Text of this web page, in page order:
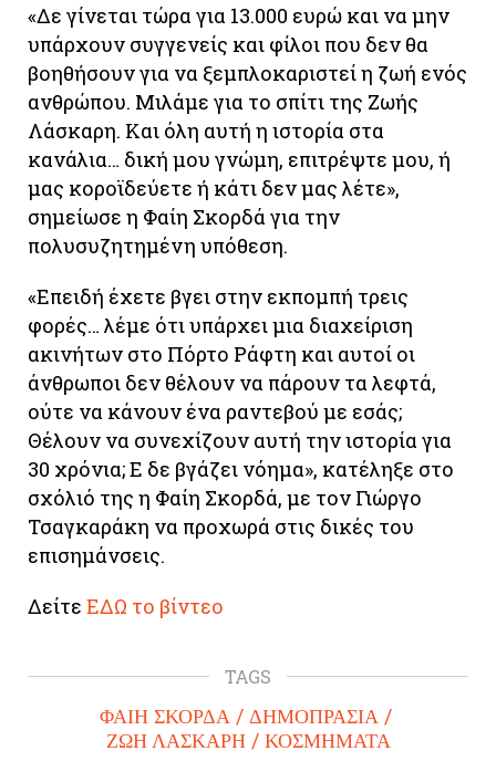
«Δε γίνεται τώρα για 13.000 ευρώ και να μην
υπάρχουν συγγενείς και φίλοι που δεν θα
βοηθήσουν για να ξεμπλοκαριστεί η ζωή ενός
ανθρώπου. Μιλάμε για το σπίτι της Ζωής
Λάσκαρη. Και όλη αυτή η ιστορία στα
κανάλια… δική μου γνώμη, επιτρέψτε μου, ή
μας κοροϊδεύετε ή κάτι δεν μας λέτε»,
σημείωσε η Φαίη Σκορδά για την
πολυσυζητημένη υπόθεση.
«Επειδή έχετε βγει στην εκπομπή τρεις
φορές… λέμε ότι υπάρχει μια διαχείριση
ακινήτων στο Πόρτο Ράφτη και αυτοί οι
άνθρωποι δεν θέλουν να πάρουν τα λεφτά,
ούτε να κάνουν ένα ραντεβού με εσάς;
Θέλουν να συνεχίζουν αυτή την ιστορία για
30 χρόνια; Ε δε βγάζει νόημα», κατέληξε στο
σχόλιό της η Φαίη Σκορδά, με τον Γιώργο
Τσαγκαράκη να προχωρά στις δικές του
επισημάνσεις.
Δείτε ΕΔΩ το βίντεο
TAGS
ΦΑΙΗ ΣΚΟΡΔΑ
ΔΗΜΟΠΡΑΣΙΑ
ΖΩΗ ΛΑΣΚΑΡΗ
ΚΟΣΜΗΜΑΤΑ